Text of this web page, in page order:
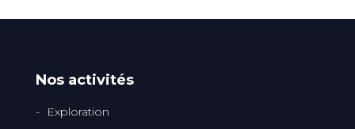
Nos activités
Exploration